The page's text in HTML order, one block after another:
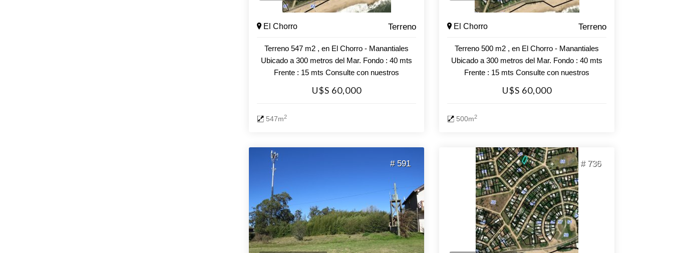
El Chorro Terreno
Terreno 547 m2 , en El Chorro - Manantiales
Ubicado a 300 metros del Mar. Fondo : 40 mts
Frente : 15 mts Consulte con nuestros
asesores.
U$S 60,000
547m2
El Chorro Terreno
Terreno 500 m2 , en El Chorro - Manantiales
Ubicado a 300 metros del Mar. Fondo : 40 mts
Frente : 15 mts Consulte con nuestros
asesores.
U$S 60,000
500m2
# 591 # 736